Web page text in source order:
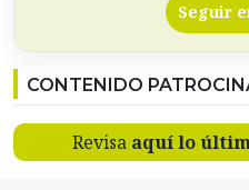
Seguir
CONTENIDO
Revisa aquí lo